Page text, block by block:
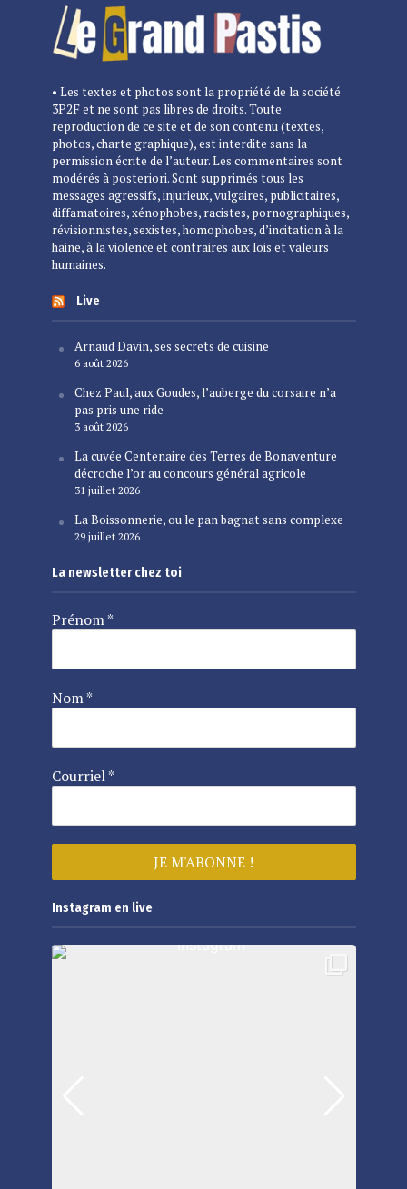
• Les textes et photos sont la propriété de la société
3P2F et ne sont pas libres de droits. Toute
reproduction de ce site et de son contenu (textes,
photos, charte graphique), est interdite sans la
permission écrite de l’auteur. Les commentaires sont
modérés à posteriori. Sont supprimés tous les
messages agressifs, injurieux, vulgaires, publicitaires,
diffamatoires, xénophobes, racistes, pornographiques,
révisionnistes, sexistes, homophobes, d’incitation à la
haine, à la violence et contraires aux lois et valeurs
humaines.
Live
Arnaud Davin, ses secrets de cuisine
6 août 2026
Chez Paul, aux Goudes, l’auberge du corsaire n’a
pas pris une ride
3 août 2026
La cuvée Centenaire des Terres de Bonaventure
décroche l’or au concours général agricole
31 juillet 2026
La Boissonnerie, ou le pan bagnat sans complexe
29 juillet 2026
La newsletter chez toi
Prénom*
Nom*
Courriel*
Instagram en live